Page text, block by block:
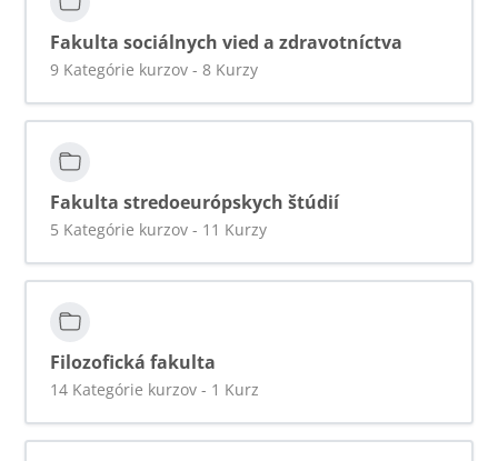
Fakulta sociálnych vied a zdravotníctva
9 Kategórie kurzov - 8 Kurzy
Fakulta stredoeurópskych štúdií
5 Kategórie kurzov - 11 Kurzy
Filozofická fakulta
14 Kategórie kurzov - 1 Kurz